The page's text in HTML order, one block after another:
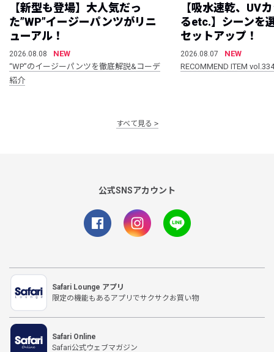
【新型も登場】大人気だっ
た”WP”イージーパンツがリニ
ューアル！
2026.08.08
NEW
“WP”のイージーパンツを徹底解説&コーデ
紹介
【吸水速乾、UV
るetc.】シーンを
セットアップ！
2026.08.07
NEW
RECOMMEND ITEM vol.334
すべて見る
公式SNSアカウント
Safari Lounge アプリ
限定の機能もあるアプリでサクサクお買い物
Safari Online
Safari公式ウェブマガジン